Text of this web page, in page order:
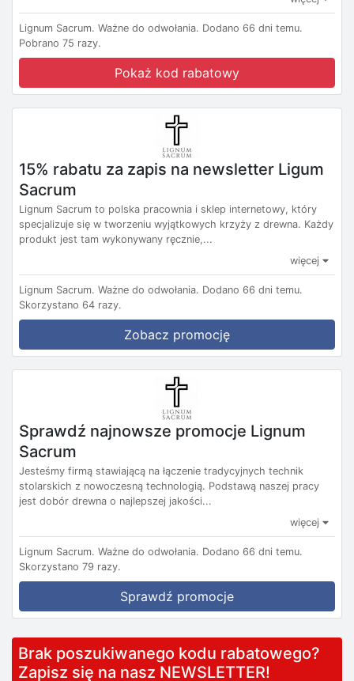
Lignum Sacrum. Ważne do odwołania. Dodano 66 dni temu.
Pobrano 75 razy.
Pokaż kod rabatowy
15% rabatu za zapis na newsletter Ligum
Sacrum
Lignum Sacrum to polska pracownia i sklep internetowy, który
specjalizuje się w tworzeniu wyjątkowych krzyży z drewna. Każdy
produkt jest tam wykonywany ręcznie,...
więcej
Lignum Sacrum. Ważne do odwołania. Dodano 66 dni temu.
Skorzystano 64 razy.
Zobacz promocję
Sprawdź najnowsze promocje Lignum
Sacrum
Jesteśmy firmą stawiającą na łączenie tradycyjnych technik
stolarskich z nowoczesną technologią. Podstawą naszej pracy
jest dobór drewna o najlepszej jakości...
więcej
Lignum Sacrum. Ważne do odwołania. Dodano 66 dni temu.
Skorzystano 79 razy.
Sprawdź promocje
Brak poszukiwanego kodu rabatowego?
Zapisz się na nasz NEWSLETTER!